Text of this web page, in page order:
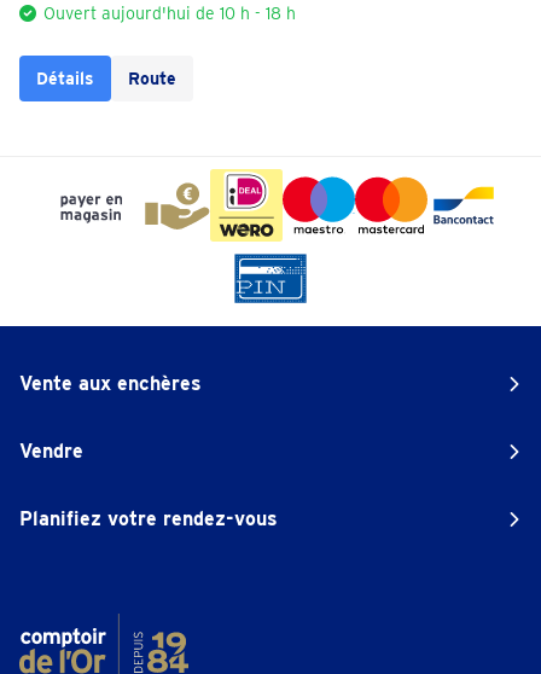
Ouvert aujourd'hui de 10 h - 18 h
Détails Route
Vente aux enchères
Vendre
Planifiez votre rendez-vous